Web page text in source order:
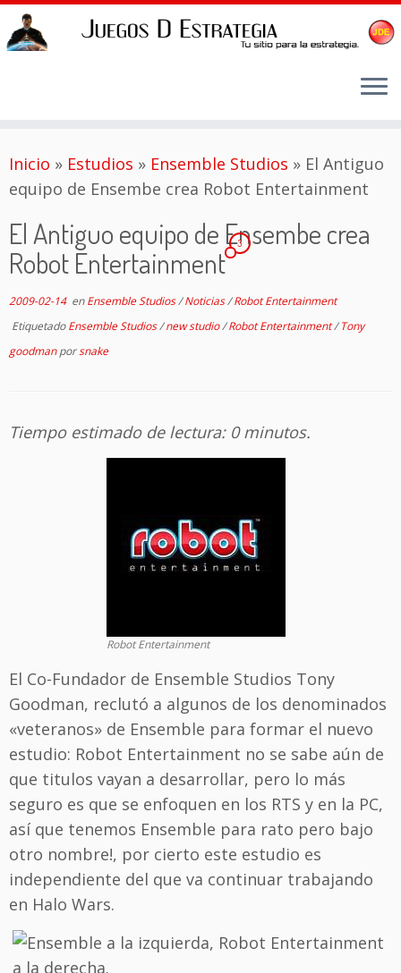
al
contenido
Inicio » Estudios » Ensemble Studios » El Antiguo
equipo de Ensembe crea Robot Entertainment
El Antiguo equipo de Ensembe crea
Robot Entertainment
3
2009-02-14enEnsemble Studios/Noticias/Robot Entertainment
EtiquetadoEnsemble Studios/new studio/Robot Entertainment/Tony
goodmanporsnake
Tiempo estimado de lectura: 0 minutos.
Robot Entertainment
El Co-Fundador de Ensemble Studios Tony
Goodman, reclutó a algunos de los denominados
«veteranos» de Ensemble para formar el nuevo
estudio: Robot Entertainment no se sabe aún de
que titulos vayan a desarrollar, pero lo más
seguro es que se enfoquen en los RTS y en la PC,
así que tenemos Ensemble para rato pero bajo
otro nombre!, por cierto este estudio es
independiente del que va continuar trabajando
en Halo Wars.